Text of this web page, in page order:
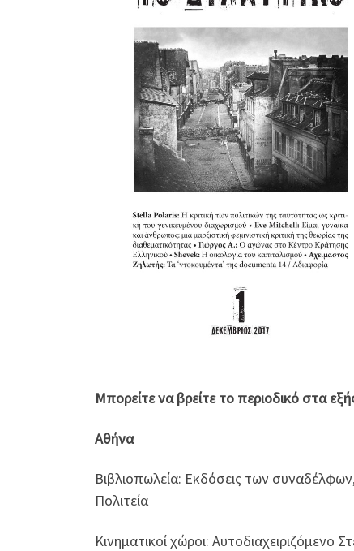
Μπορείτε να βρείτε το περιοδικό στα
Αθήνα
Βιβλιοπωλεία: Εκδόσεις των
Πολιτεία
Κινηματικοί χώροι: